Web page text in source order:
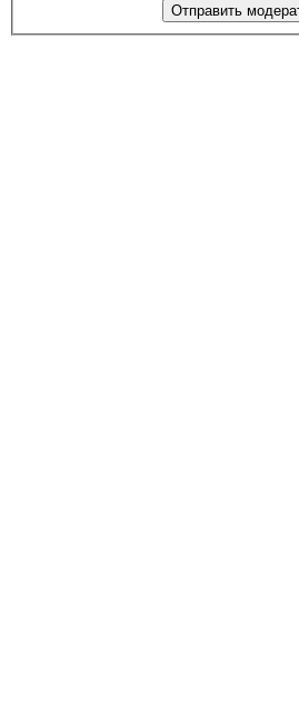
Отправить